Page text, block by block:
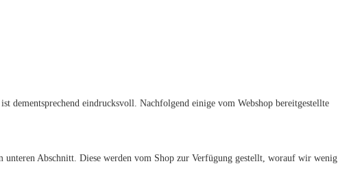
dementsprechend eindrucksvoll. Nachfolgend einige vom Webshop bereitgestellte
Abschnitt. Diese werden vom Shop zur Verfügung gestellt, worauf wir wenig